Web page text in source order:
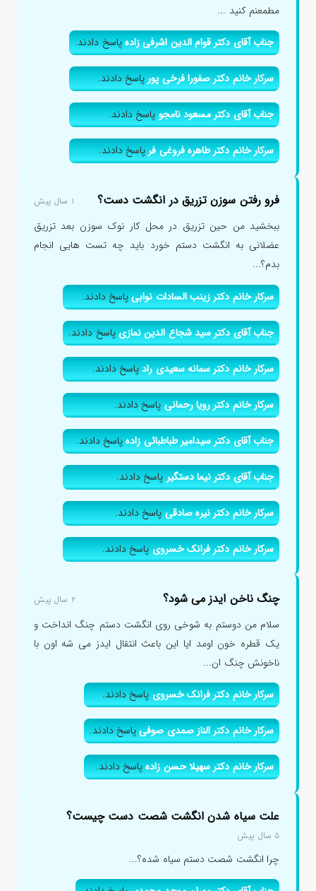
مطمعنم کنید ...
جناب آقای دکتر قوام الدین اشرفی زادهپاسخ دادند.
سرکار خانم دکتر صفورا فرخی پورپاسخ دادند.
جناب آقای دکتر مسعود نامجوپاسخ دادند.
سرکار خانم دکتر طاهره فروغی فرپاسخ دادند.
فرو رفتن سوزن تزریق در انگشت دست؟ ۱ سال پیش
ببخشید من حین تزریق در محل کار نوک سوزن بعد تزریق
عضلانی به انگشت دستم خورد باید چه تست هایی انجام
بدم؟...
سرکار خانم دکتر زینب السادات نوابیپاسخ دادند.
جناب آقای دکتر سید شجاع الدین نمازیپاسخ دادند.
سرکار خانم دکتر سمانه سعیدی رادپاسخ دادند.
سرکار خانم دکتر رویا رحمانیپاسخ دادند.
جناب آقای دکتر سیدامیر طباطبائی زادهپاسخ دادند.
جناب آقای دکتر نیما دستگیرپاسخ دادند.
سرکار خانم دکتر نیره صادقیپاسخ دادند.
سرکار خانم دکتر فرانک خسرویپاسخ دادند.
چنگ ناخن ایدز می شود؟ ۲ سال پیش
سلام من دوستم به شوخی روی انگشت دستم چنگ انداخت و
یک قطره خون اومد ایا این باعث انتقال ایدز می شه اون با
ناخونش چنگ ان...
سرکار خانم دکتر فرانک خسرویپاسخ دادند.
سرکار خانم دکتر الناز صمدی صوفیپاسخ دادند.
سرکار خانم دکتر سهیلا حسن زادهپاسخ دادند.
علت سیاه شدن انگشت شصت دست چیست؟
۵ سال پیش
چرا انگشت شصت دستم سیاه شده؟...